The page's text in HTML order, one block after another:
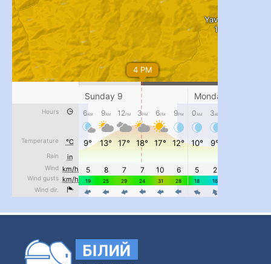
#PipIvanToday...
pimrec_project